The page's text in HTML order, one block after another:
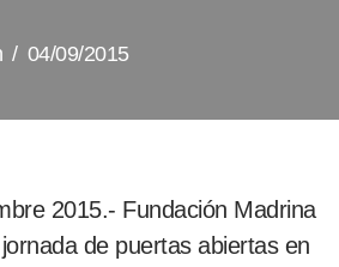
04/09/2015
2015.- Fundación Madrina
de puertas abiertas en